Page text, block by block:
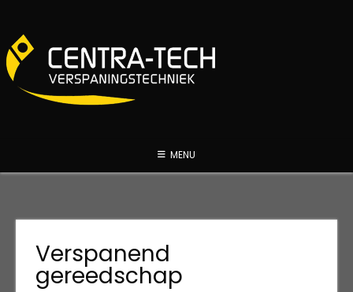
inhoud
MENU
Verspanend
gereedschap